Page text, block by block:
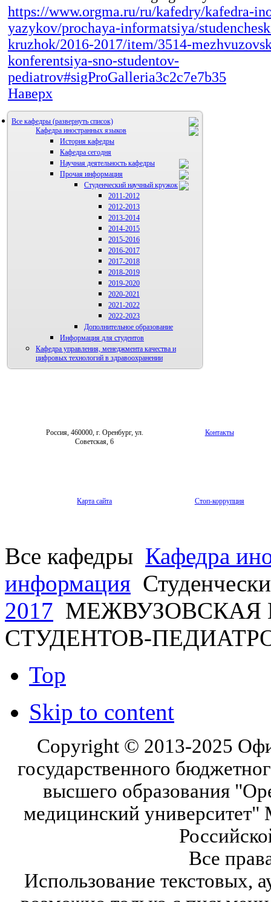
https://www.orgma.ru/ru/kafedry/kafedra-
yazykov/prochaya-informatsiya/
kruzhok/2016-2017/item/3514-
konferentsiya-sno-studentov-
pediatrov#sigProGalleria3c2c7e7b35
Наверх
Все кафедры
Кафедра иностранных языков
История кафедры
Кафедра сегодня
Научная деятельность кафедры
Аспиранты
Прочая информация
Студенческий научный кружок
2011-2012
2012-2013
2013-2014
2014-2015
2015-2016
2016-2017
2017-2018
2018-2019
2019-2020
2020-2021
2021-2022
2022-2023
Дополнительное образование
Информация для студентов
Кафедра управления, менеджмента качества и
цифровых технологий в здравоохранении
Россия, 460000, г. Оренбург, ул.
Советская, 6
Контакты
Карта сайта Стоп-коррупция
Все кафедры Кафедра
информация
2017 МЕЖВУЗОВСКАЯ
СТУДЕНТОВ-
Top
Skip to content
Copyright © 2013-2025
государственного
высшего образования
медицинский университет"
Все
Использование текстовых,